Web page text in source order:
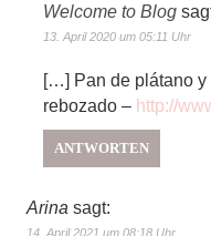
Welcome to Blog
13. April 2020 um 05:11 Uhr
[…] Pan de plátano y
rebozado – http://
ANTWORTEN
Arina sagt:
14. April 2021 um 08:18 Uhr